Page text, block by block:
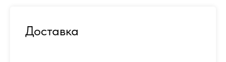
Доставка